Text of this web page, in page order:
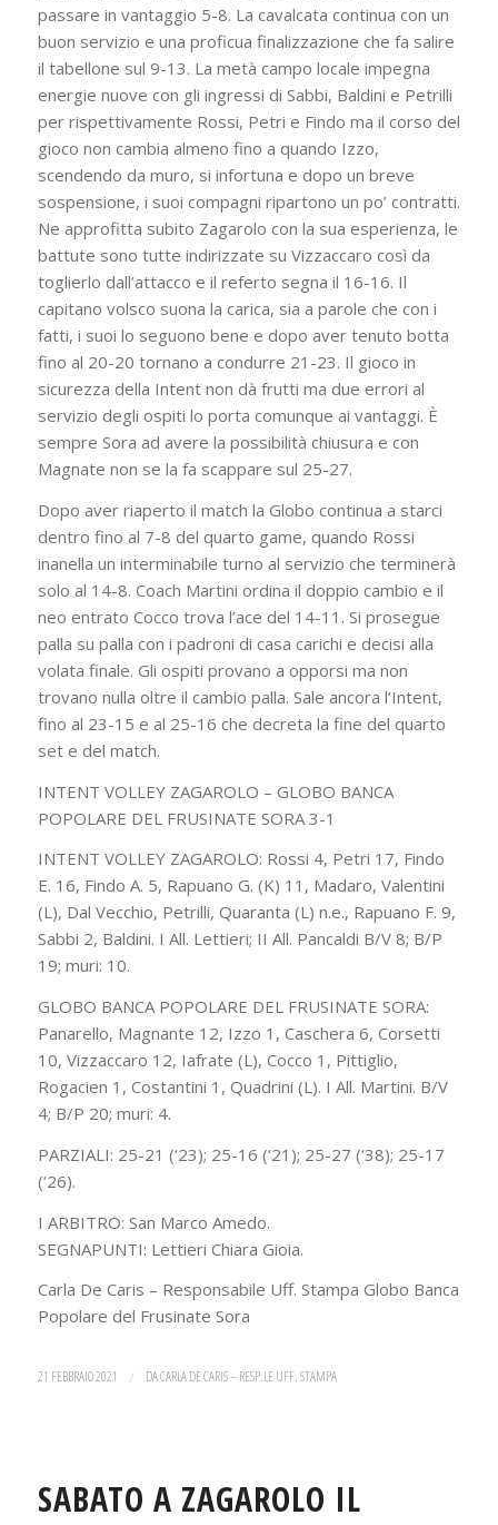
passare in vantaggio 5-8. La cavalcata continua con un
buon servizio e una proficua finalizzazione che fa salire
il tabellone sul 9-13. La metà campo locale impegna
energie nuove con gli ingressi di Sabbi, Baldini e Petrilli
per rispettivamente Rossi, Petri e Findo ma il corso del
gioco non cambia almeno fino a quando Izzo,
scendendo da muro, si infortuna e dopo un breve
sospensione, i suoi compagni ripartono un po’ contratti.
Ne approfitta subito Zagarolo con la sua esperienza, le
battute sono tutte indirizzate su Vizzaccaro così da
toglierlo dall’attacco e il referto segna il 16-16. Il
capitano volsco suona la carica, sia a parole che con i
fatti, i suoi lo seguono bene e dopo aver tenuto botta
fino al 20-20 tornano a condurre 21-23. Il gioco in
sicurezza della Intent non dà frutti ma due errori al
servizio degli ospiti lo porta comunque ai vantaggi. È
sempre Sora ad avere la possibilità chiusura e con
Magnate non se la fa scappare sul 25-27.
Dopo aver riaperto il match la Globo continua a starci
dentro fino al 7-8 del quarto game, quando Rossi
inanella un interminabile turno al servizio che terminerà
solo al 14-8. Coach Martini ordina il doppio cambio e il
neo entrato Cocco trova l’ace del 14-11. Si prosegue
palla su palla con i padroni di casa carichi e decisi alla
volata finale. Gli ospiti provano a opporsi ma non
trovano nulla oltre il cambio palla. Sale ancora l’Intent,
fino al 23-15 e al 25-16 che decreta la fine del quarto
set e del match.
INTENT VOLLEY ZAGAROLO – GLOBO BANCA
POPOLARE DEL FRUSINATE SORA 3-1
INTENT VOLLEY ZAGAROLO: Rossi 4, Petri 17, Findo
E. 16, Findo A. 5, Rapuano G. (K) 11, Madaro, Valentini
(L), Dal Vecchio, Petrilli, Quaranta (L) n.e., Rapuano F. 9,
Sabbi 2, Baldini. I All. Lettieri; II All. Pancaldi B/V 8; B/P
19; muri: 10.
GLOBO BANCA POPOLARE DEL FRUSINATE SORA:
Panarello, Magnante 12, Izzo 1, Caschera 6, Corsetti
10, Vizzaccaro 12, Iafrate (L), Cocco 1, Pittiglio,
Rogacien 1, Costantini 1, Quadrini (L). I All. Martini. B/V
4; B/P 20; muri: 4.
PARZIALI: 25-21 (‘23); 25-16 (‘21); 25-27 (‘38); 25-17
(‘26).
I ARBITRO: San Marco Amedo.
SEGNAPUNTI: Lettieri Chiara Gioia.
Carla De Caris – Responsabile Uff. Stampa Globo Banca
Popolare del Frusinate Sora
21 FEBBRAIO 2021 / DACARLA DE CARIS – RESP.LE UFF. STAMPA
SABATO A ZAGAROLO IL